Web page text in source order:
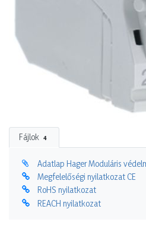
Fájlok 4
Adatlap Hager Moduláris
Megfelelőségi nyilatkozat CE
RoHS nyilatkozat
REACH nyilatkozat